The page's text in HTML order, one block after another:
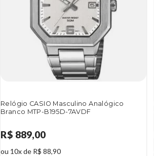
Relógio CASIO Masculino Analógico
Branco MTP-B195D-7AVDF
R$ 889,00
ou 10x de R$ 88,90